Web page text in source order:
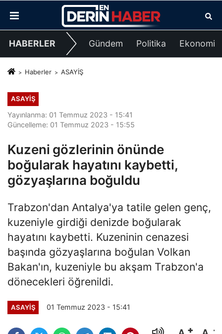
HABERLER Gündem Politika Ekonomi
Haberler ASAYİŞ
ASAYİŞ
Yayınlanma: 01 Temmuz 2023 - 15:41
Güncelleme: 01 Temmuz 2023 - 15:55
Kuzeni gözlerinin önünde
boğularak hayatını kaybetti,
gözyaşlarına boğuldu
Trabzon'dan Antalya'ya tatile gelen genç,
kuzeniyle girdiği denizde boğularak
hayatını kaybetti. Kuzeninin cenazesi
başında gözyaşlarına boğulan Volkan
Bakan'ın, kuzeniyle bu akşam Trabzon'a
dönecekleri öğrenildi.
ASAYİŞ 01 Temmuz 2023 - 15:41